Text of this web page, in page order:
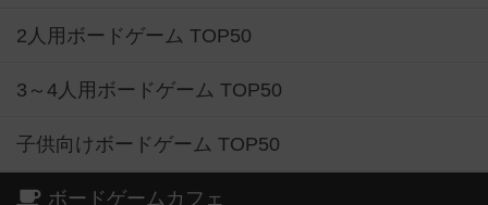
2人用ボードゲーム TOP50
3～4人用ボードゲーム TOP50
子供向けボードゲーム TOP50
ボードゲームカフェ